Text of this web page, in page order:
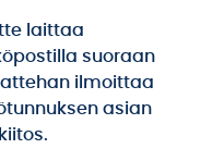
laittaa
suoraan
ilmoittaa
asian